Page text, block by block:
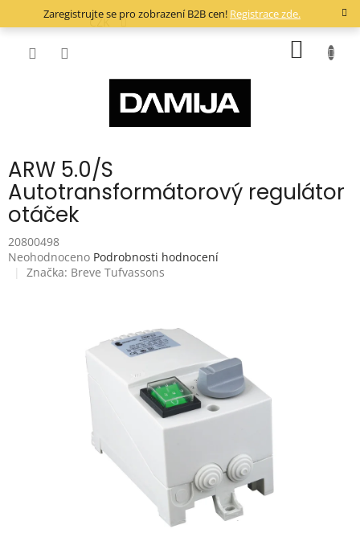
Zaregistrujte se pro zobrazení B2B cen! Registrace zde.
CZK
ARW 5.0/S
Autotransformátorový regulátor
otáček
20800498
Průměrné
hodnocení
Neohodnoceno Podrobnosti hodnocení
Značka: Breve Tufvassons